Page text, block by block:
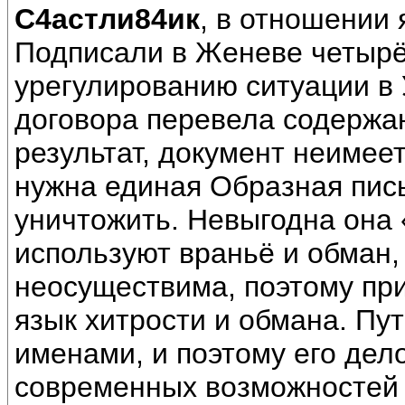
С4астли84ик, в отношении
Подписали в Женеве
урегулированию ситуации
договора перевела
результат, документ
нужна единая Образная
уничтожить. Невыгодна
используют враньё и
неосуществима, поэтому
язык хитрости и обмана.
именами, и поэтому его
современных